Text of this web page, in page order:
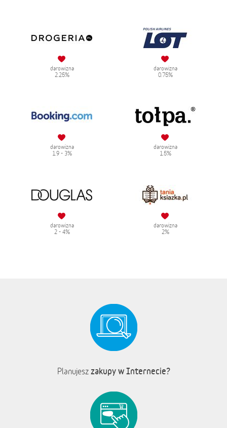
darowizna
2.25%
darowizna
0.75%
darowizna
1.9 - 3%
darowizna
1.5%
darowizna
2 - 4%
darowizna
2%
Planujesz zakupy w Internecie?